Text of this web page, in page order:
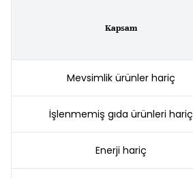
Kapsam
Mevsimlik ürünler hariç
İşlenmemiş gıda ürünleri hariç
Enerji hariç